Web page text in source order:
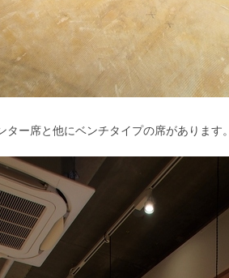
ー席と他にベンチタイプの席があります。